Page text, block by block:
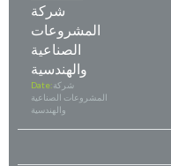
شركة
المشروعات
الصناعية
والهندسية
Date:شركة
المشروعات الصناعية
والهندسية